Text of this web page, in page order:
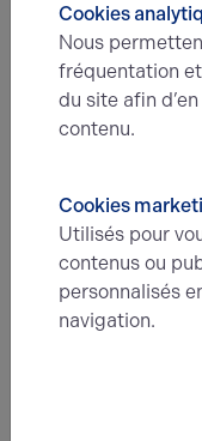
RDC
RDC
RDC
RDC
Cookies
Nous
fréquentation
du site afin
contenu.
Cookies
Utilisés pour
contenus ou
personnalisés
navigation.